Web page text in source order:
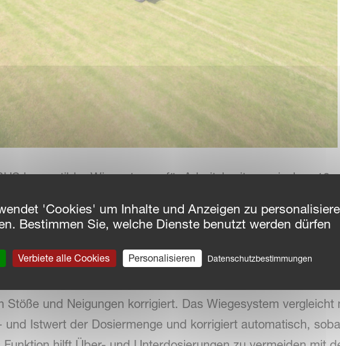
kompatibler Wiegestreuer für Arbeitsbreiten zwischen 10
bis 2000 Liter. Dieser Zweischeibenstreuer ist mit einem
das die Dosiermenge in extremen Verhältnissen, wie
anpasst.
ausgestattet. Diese arbeitet in Kombination mit dem
Stöße und Neigungen korrigiert. Das Wiegesystem vergleicht
und Istwert der Dosiermenge und korrigiert automatisch,
'Cookies' um Inhalte und Anzeigen zu
Bestimmen Sie, welche Dienste benutzt werden dürfen
Verbiete alle Cookies Personalisieren Datenschutzbestimmungen